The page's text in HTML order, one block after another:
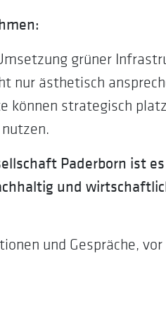
grüner
nur ästhetisch
können strategisch
Paderborn ist
und
und Gespräche,
Paderborn